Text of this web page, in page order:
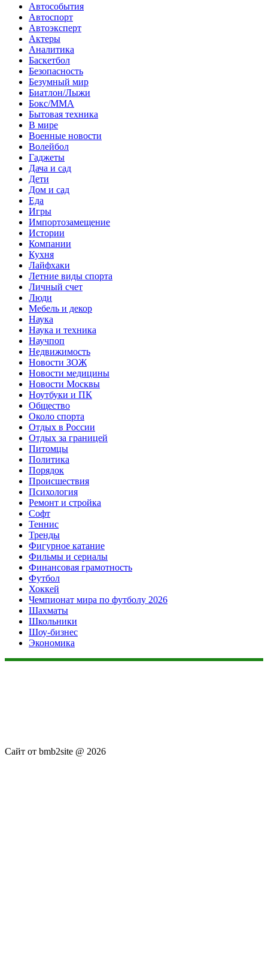
Автособытия
Автоспорт
Автоэксперт
Актеры
Аналитика
Баскетбол
Безопасность
Безумный мир
Биатлон/Лыжи
Бокс/MMA
Бытовая техника
В мире
Военные новости
Волейбол
Гаджеты
Дача и сад
Дети
Дом и сад
Еда
Игры
Импортозамещение
Истории
Компании
Кухня
Лайфхаки
Летние виды спорта
Личный счет
Люди
Мебель и декор
Наука
Наука и техника
Научпоп
Недвижимость
Новости ЗОЖ
Новости медицины
Новости Москвы
Ноутбуки и ПК
Общество
Около спорта
Отдых в России
Отдых за границей
Питомцы
Политика
Порядок
Происшествия
Психология
Ремонт и стройка
Софт
Теннис
Тренды
Фигурное катание
Фильмы и сериалы
Финансовая грамотность
Футбол
Хоккей
Чемпионат мира по футболу 2026
Шахматы
Школьники
Шоу-бизнес
Экономика
Сайт от bmb2site @ 2026